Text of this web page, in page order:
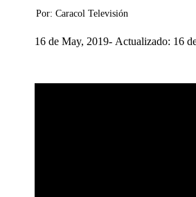
Por: Caracol Televisión
16 de May, 2019 Actualizado: 16